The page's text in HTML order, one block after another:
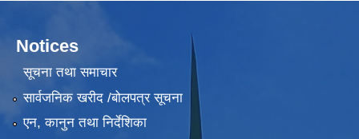
Notices
सूचना तथा समाचार
सार्वजनिक खरीद /बोलपत्र सूचना
एन, कानुन तथा निर्देशिका